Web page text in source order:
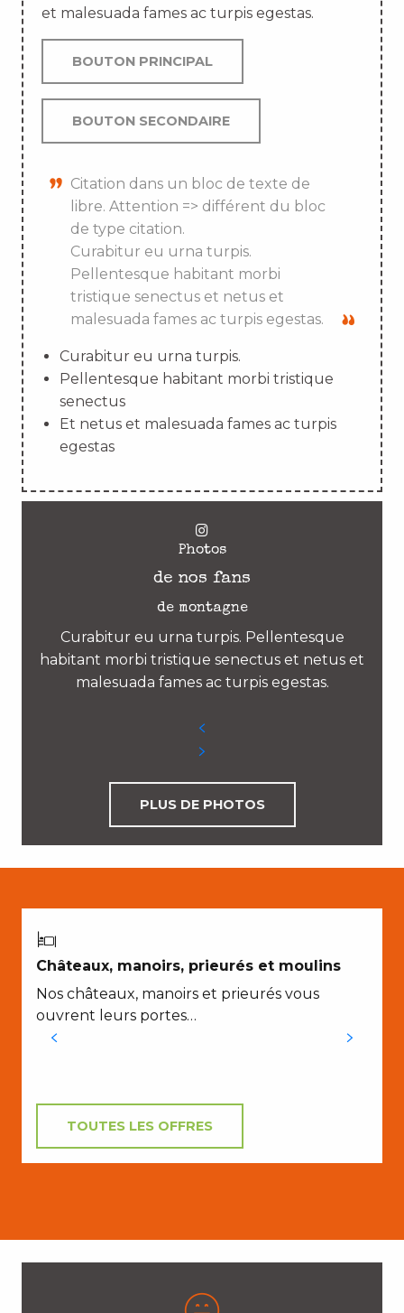
et malesuada fames ac turpis egestas.
BOUTON PRINCIPAL
BOUTON SECONDAIRE
Citation dans un bloc de texte de
libre. Attention => différent du bloc
de type citation.
Curabitur eu urna turpis.
Pellentesque habitant morbi
tristique senectus et netus et
malesuada fames ac turpis egestas.
Curabitur eu urna turpis.
Pellentesque habitant morbi tristique
senectus
Et netus et malesuada fames ac turpis
egestas
Photos
de nos fans
de montagne
Curabitur eu urna turpis. Pellentesque
habitant morbi tristique senectus et netus et
malesuada fames ac turpis egestas.
PLUS DE PHOTOS
Châteaux, manoirs, prieurés et moulins
Nos châteaux, manoirs et prieurés vous
ouvrent leurs portes…
TOUTES LES OFFRES